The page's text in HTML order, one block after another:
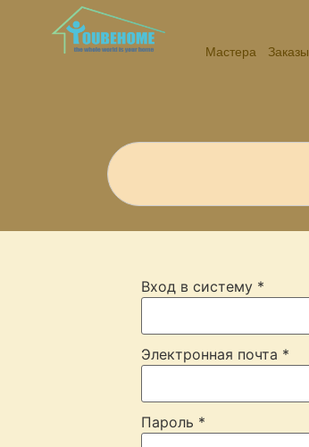
Мастера Заказы
Вход в систему *
Электронная почта *
Пароль *